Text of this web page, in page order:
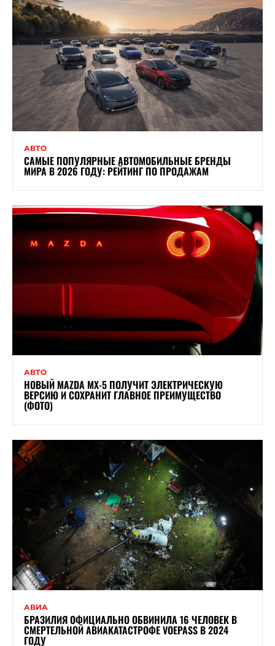
АВТО
САМЫЕ ПОПУЛЯРНЫЕ АВТОМОБИЛЬНЫЕ БРЕНДЫ
МИРА В 2026 ГОДУ: РЕЙТИНГ ПО ПРОДАЖАМ
АВТО
НОВЫЙ MAZDA MX-5 ПОЛУЧИТ ЭЛЕКТРИЧЕСКУЮ
ВЕРСИЮ И СОХРАНИТ ГЛАВНОЕ ПРЕИМУЩЕСТВО
(ФОТО)
АВИА
БРАЗИЛИЯ ОФИЦИАЛЬНО ОБВИНИЛА 16 ЧЕЛОВЕК В
СМЕРТЕЛЬНОЙ АВИАКАТАСТРОФЕ VOEPASS В 2024
ГОДУ